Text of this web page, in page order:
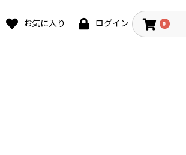
お気に入り ログイン 0